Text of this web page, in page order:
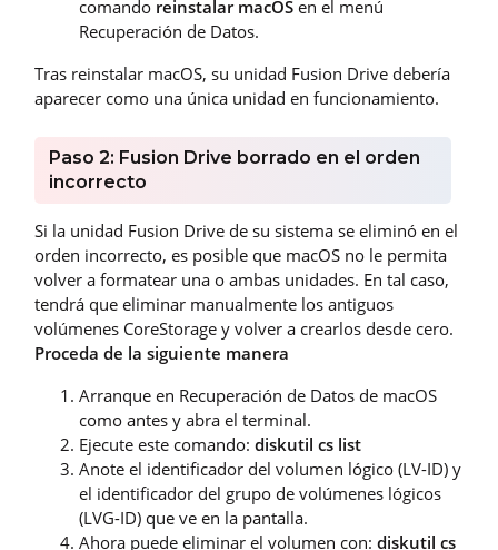
comando reinstalar macOS en el menú
Recuperación de Datos.
Tras reinstalar macOS, su unidad Fusion Drive debería
aparecer como una única unidad en funcionamiento.
Paso 2: Fusion Drive borrado en el orden
incorrecto
Si la unidad Fusion Drive de su sistema se eliminó en el
orden incorrecto, es posible que macOS no le permita
volver a formatear una o ambas unidades. En tal caso,
tendrá que eliminar manualmente los antiguos
volúmenes CoreStorage y volver a crearlos desde cero.
Proceda de la siguiente manera
Arranque en Recuperación de Datos de macOS
como antes y abra el terminal.
Ejecute este comando: diskutil cs list
Anote el identificador del volumen lógico (LV-ID) y
el identificador del grupo de volúmenes lógicos
(LVG-ID) que ve en la pantalla.
Ahora puede eliminar el volumen con: diskutil cs